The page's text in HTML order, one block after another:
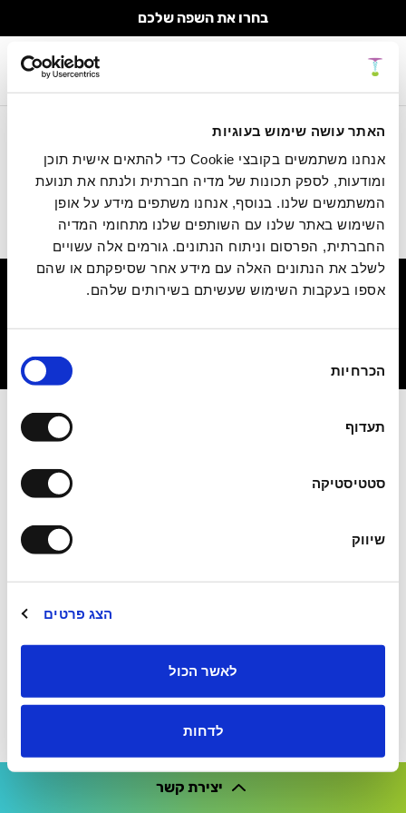
האתר עושה שימוש בעוגיות
אנחנו משתמשים בקובצי Cookie כדי להתאים אישית תוכן
ומודעות, לספק תכונות של מדיה חברתית ולנתח את תנועת
המשתמשים שלנו. בנוסף, אנחנו משתפים מידע על אופן
השימוש באתר שלנו עם השותפים שלנו מתחומי המדיה
החברתית, הפרסום וניתוח הנתונים. גורמים אלה עשויים
לשלב את הנתונים האלה עם מידע אחר שסיפקתם או שהם
אספו בעקבות השימוש שעשיתם בשירותים שלהם.
הסכמה
הכרחיות
תעדוף
סטטיסטיקה
שיווק
הצג פרטים
לאשר הכול
לדחות
בחרו את השפה שלכם
עגלה
אני מאשר/ת לקבל ניוזלטר מנאדר בוטו בע"מ
עגלת המוצרים שלך
Your cart is currently empty.
ערוץ וידאו
מאמרים ספרים הצהרת נגישות מדיניות פרטיות
יצירת קשר